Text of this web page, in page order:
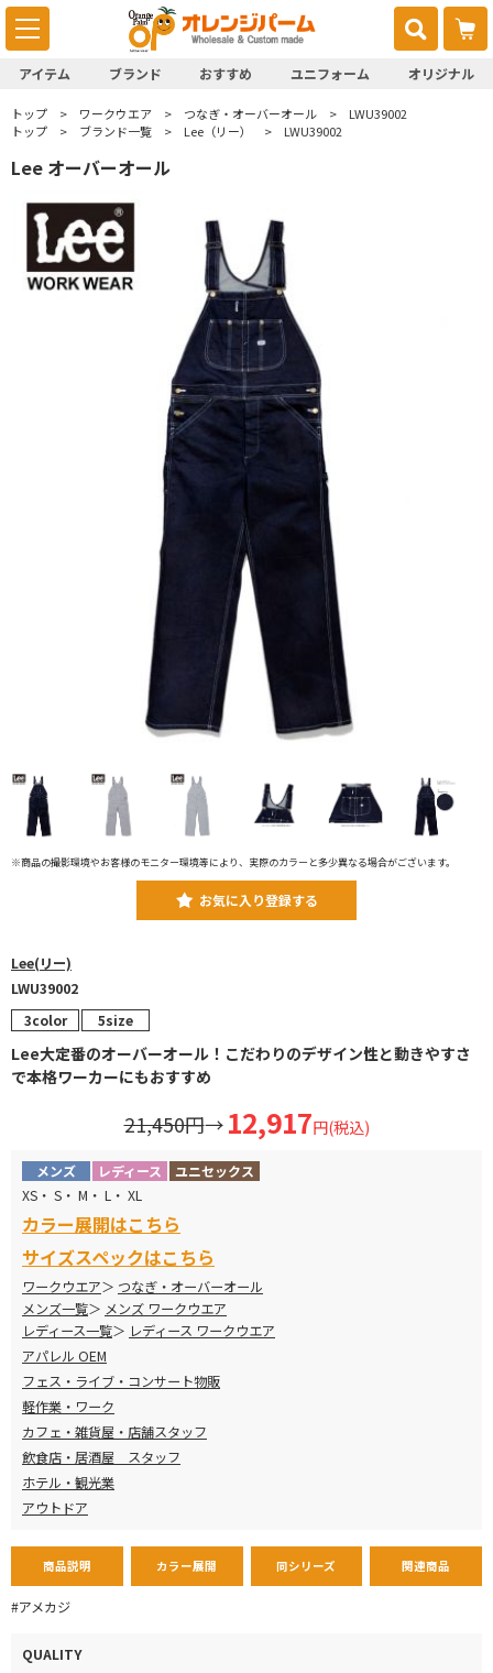
アイテム ブランド おすすめ ユニフォーム オリジナル
トップ ワークウエア つなぎ・オーバーオール
LWU39002
トップ
ブランド一覧 Lee（リー） LWU39002
Lee オーバーオール
※商品の撮影環境やお客様のモニター環境等により、実際のカラーと多少異なる場合がございます。
お気に入り登録する
Lee(リー)
LWU39002
3color 5size
Lee大定番のオーバーオール！こだわりのデザイン性と動きやすさ
で本格ワーカーにもおすすめ
21,450円→ 12,917円(税込)
メンズ レディース ユニセックス
XS・ S・ M・ L・ XL
カラー展開はこちら
サイズスペックはこちら
ワークウエア
つなぎ・オーバーオール
メンズ一覧
メンズ ワークウエア
レディース一覧
レディース ワークウエア
アパレル OEM
フェス・ライブ・コンサート物販
軽作業・ワーク
カフェ・雑貨屋・店舗スタッフ
飲食店・居酒屋 スタッフ
ホテル・観光業
アウトドア
商品説明 カラー展開 同シリーズ 関連商品
#アメカジ
QUALITY